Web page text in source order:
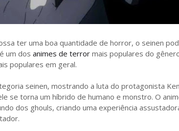
ter uma boa quantidade de horror, o seinen
um dos animes de terror mais populares do
populares em geral.
seinen, mostrando a luta do protagonista
se torna um híbrido de humano e monstro. O
dos ghouls, criando uma experiência